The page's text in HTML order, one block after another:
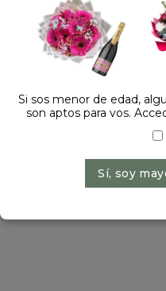
Dejá
PLANTA RAPHIS
Rhapis es un género
con flores
palmeras. Alto
Si sos menor de edad,
son aptos para vos.